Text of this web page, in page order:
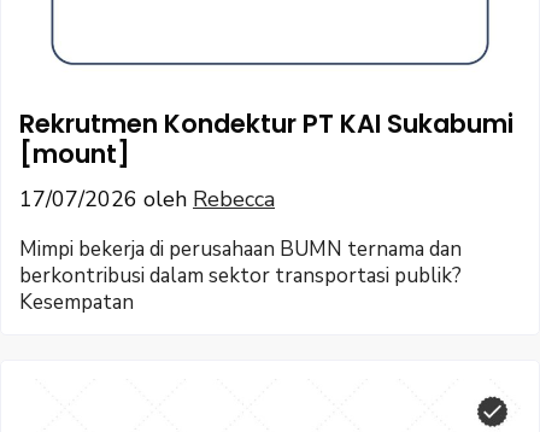
Rekrutmen Kondektur PT KAI Sukabumi
[mount]
17/07/2026 oleh Rebecca
Mimpi bekerja di perusahaan BUMN ternama dan
berkontribusi dalam sektor transportasi publik?
Kesempatan